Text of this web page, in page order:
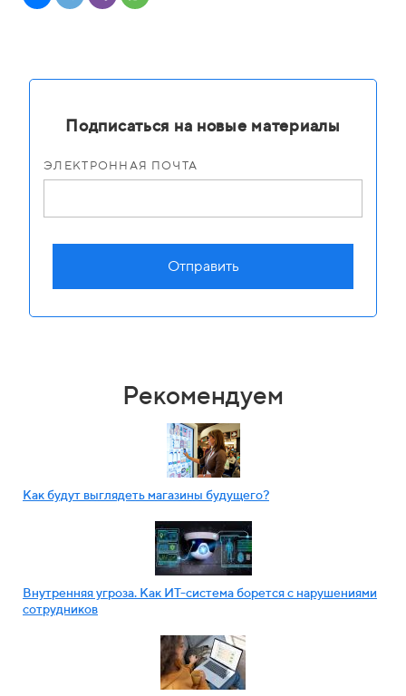
Подписаться на новые материалы
ЭЛЕКТРОННАЯ ПОЧТА
Отправить
Рекомендуем
Как будут выглядеть магазины будущего?
Внутренняя угроза. Как ИТ-система борется с нарушениями
сотрудников